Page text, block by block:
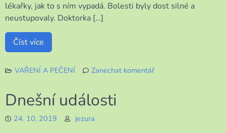
lékařky, jak to s ním vypadá. Bolesti byly dost silné a
neustupovaly. Doktorka […]
Číst více
VAŘENÍ A PEČENÍ
Zanechat komentář
Dnešní události
24. 10. 2019 jezura